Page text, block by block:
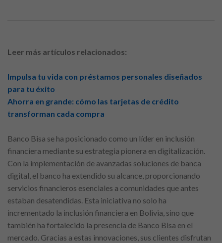
Leer más artículos relacionados:
Impulsa tu vida con préstamos personales diseñados
para tu éxito
Ahorra en grande: cómo las tarjetas de crédito
transforman cada compra
Banco Bisa se ha posicionado como un líder en inclusión
financiera mediante su estrategia pionera en digitalización.
Con la implementación de avanzadas soluciones de banca
digital, el banco ha extendido su alcance, proporcionando
servicios financieros esenciales a comunidades que antes
estaban desatendidas. Esta iniciativa no solo ha
incrementado la inclusión financiera en Bolivia, sino que
también ha fortalecido la presencia de Banco Bisa en el
mercado. Gracias a estas innovaciones, sus clientes disfrutan